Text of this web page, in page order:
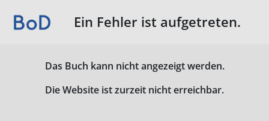
Ein Fehler ist aufgetreten.
Das Buch kann nicht angezeigt werden.
Die Website ist zurzeit nicht erreichbar.